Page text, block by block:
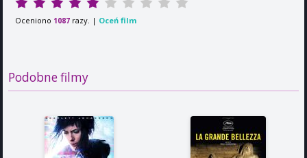
Oceniono 1087 razy. | Oceń film
Podobne filmy